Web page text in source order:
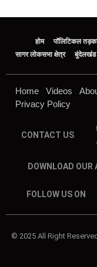
होम पॉलिटिकल
सागर लोकसभा क्षेत्र
बुंदेलखंड
Home Videos
Privacy Policy
CONTACT US
DOWNLOAD OUR
FOLLOW US ON
© 2025 All Right